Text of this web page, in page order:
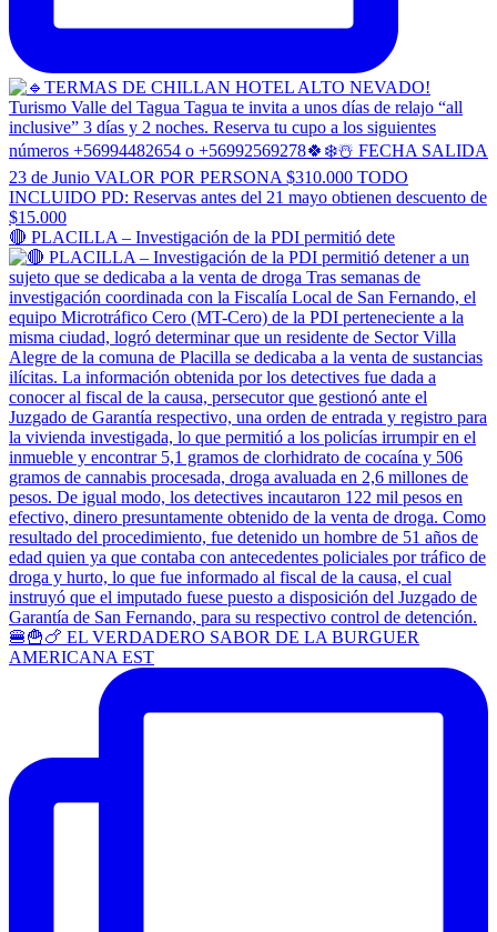
🔴 PLACILLA – Investigación de la PDI permitió dete
🍔🍟🍗 EL VERDADERO SABOR DE LA BURGUER
AMERICANA EST